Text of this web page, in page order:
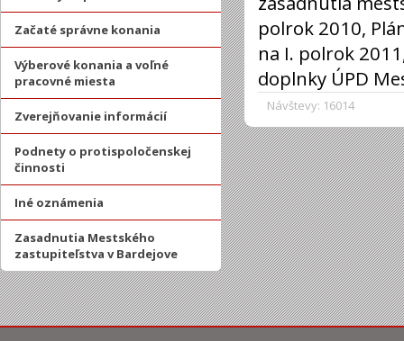
Začaté správne konania
Výberové konania a voľné
pracovné miesta
Zverejňovanie informácií
Podnety o protispoločenskej
činnosti
Iné oznámenia
Zasadnutia Mestského
zastupiteľstva v Bardejove
Návštevy: 16014
polrok 2010,
na I. polrok
doplnky ÚPD